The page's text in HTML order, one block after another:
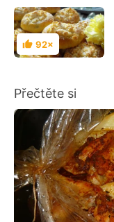
Hodnocení
92×
Přečtěte si